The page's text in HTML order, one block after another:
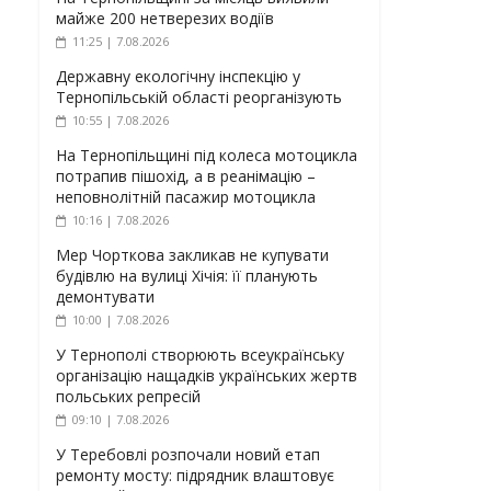
майже 200 нетверезих водіїв
11:25 | 7.08.2026
Державну екологічну інспекцію у
Тернопільській області реорганізують
10:55 | 7.08.2026
На Тернопільщині під колеса мотоцикла
потрапив пішохід, а в реанімацію –
неповнолітній пасажир мотоцикла
10:16 | 7.08.2026
Мер Чорткова закликав не купувати
будівлю на вулиці Хічія: її планують
демонтувати
10:00 | 7.08.2026
У Тернополі створюють всеукраїнську
організацію нащадків українських жертв
польських репресій
09:10 | 7.08.2026
У Теребовлі розпочали новий етап
ремонту мосту: підрядник влаштовує